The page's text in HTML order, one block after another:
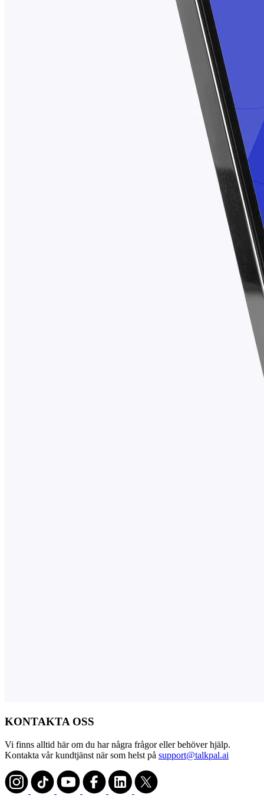
KONTAKTA OSS
Vi finns alltid här om du har några frågor eller behöver hjälp.
Kontakta vår kundtjänst när som helst på support@talkpal.ai